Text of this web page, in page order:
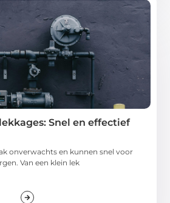
Snel en effectief
onverwachts en kunnen snel voor
Van een klein lek